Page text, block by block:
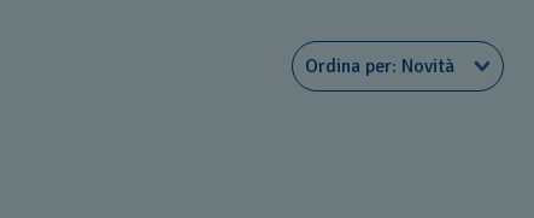
Ordina per Novità